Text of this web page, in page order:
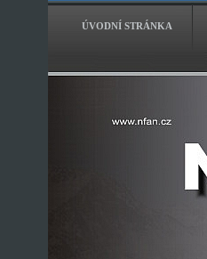
ÚVODNÍ STRÁNKA